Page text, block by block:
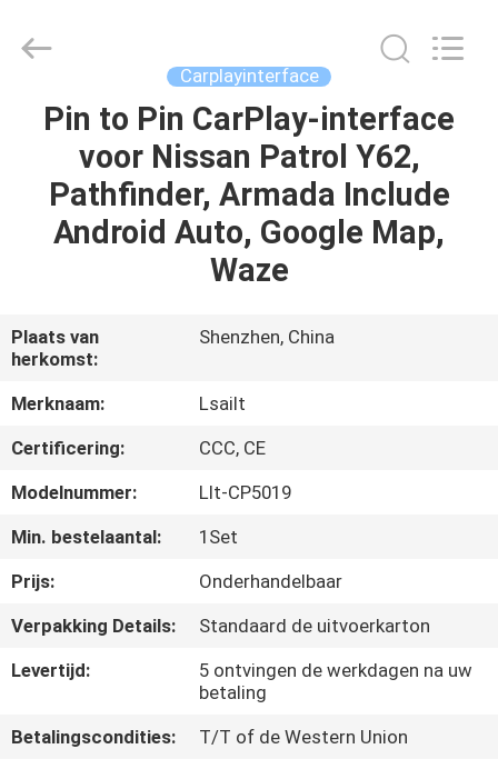
HUIS
PRODUCTEN
ONGEVEER
ONS
FABRIEKSREIS
KWALITEITSCONTROLE
CONTACTEER
ONS
NIEUWS
Automobile
Electron
Carplayinterface
Pin to Pin CarPlay-interface
voor Nissan Patrol Y62,
Pathfinder, Armada Include
Android Auto, Google Map,
Waze
Plaats van
herkomst:
Shenzhen, China
Merknaam:
Lsailt
Certificering:
CCC, CE
Modelnummer:
Llt-CP5019
Min. bestelaantal:
1Set
Prijs:
Onderhandelbaar
Verpakking Details:
Standaard de uitvoerkarton
Levertijd:
5 ontvingen de werkdagen na uw
betaling
Betalingscondities:
T/T of de Western Union